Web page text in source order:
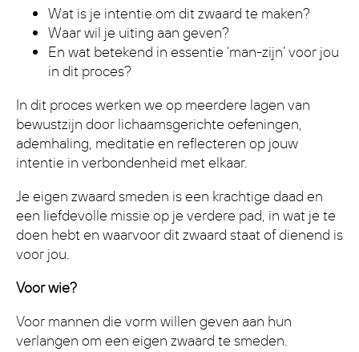
Wat is je intentie om dit zwaard te maken?
Waar wil je uiting aan geven?
En wat betekend in essentie ‘man-zijn’ voor jou
in dit proces?
In dit proces werken we op meerdere lagen van
bewustzijn door lichaamsgerichte oefeningen,
ademhaling, meditatie en reflecteren op jouw
intentie in verbondenheid met elkaar.
Je eigen zwaard smeden is een krachtige daad en
een liefdevolle missie op je verdere pad, in wat je te
doen hebt en waarvoor dit zwaard staat of dienend is
voor jou.
Voor wie?
Voor mannen die vorm willen geven aan hun
verlangen om een eigen zwaard te smeden.